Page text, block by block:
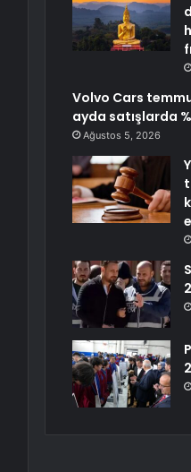
Volvo Cars
ayda satışlarda
Ağustos 5, 2026